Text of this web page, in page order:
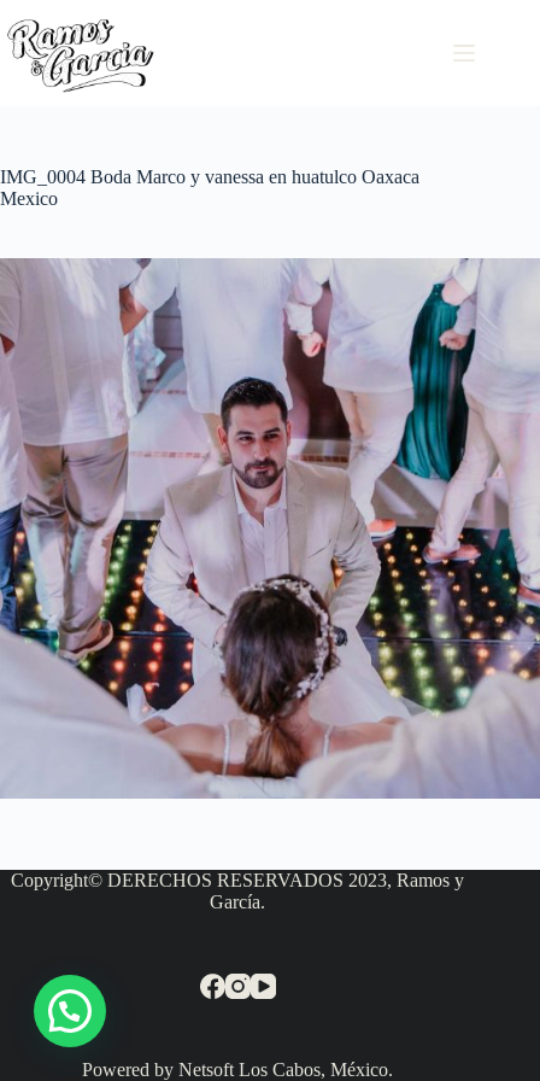
IMG_0004 Boda Marco y vanessa en huatulco Oaxaca
Mexico
Copyright© DERECHOS RESERVADOS 2023, Ramos y
García.
Powered by Netsoft Los Cabos, México.